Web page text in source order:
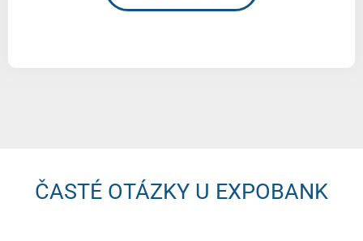
ČASTÉ OTÁZKY U EXPOBANK